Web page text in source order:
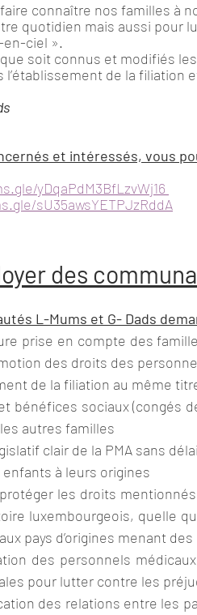
connaître nos familles à
quotidien mais aussi pour
en-ciel ».
soit connus et modifiés
de la filiation
et intéressés, vous
yDqaPdM3BfLzvWj16
sU35awsYETPJzRddA
des
L-Mums et G- Dads
prise en compte des
des droits des
de la filiation au même
bénéfices sociaux (congés
autres familles
enfants à leurs origines
les droits
luxembourgeois, quelle
pays d’origines menant
des personnels
pour lutter contre les
des relations entre les